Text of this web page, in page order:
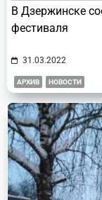
В Дзержинске
фестиваля
31.03.2022
АРХИВ НОВОСТИ